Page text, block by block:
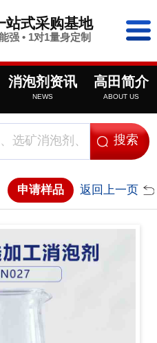
站式采购基地
强 • 1对1量身定制
消泡剂资讯
NEWS
高田简介
ABOUT US
申请样品 返回上一页